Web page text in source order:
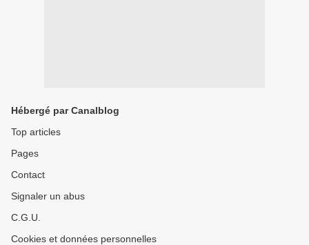
Hébergé par Canalblog
Top articles
Pages
Contact
Signaler un abus
C.G.U.
Cookies et données personnelles